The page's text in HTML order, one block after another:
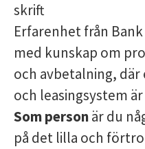
skrift
Erfarenhet från
med kunskap om
och avbetalning,
och leasingsystem
Som personär du
på det lilla och